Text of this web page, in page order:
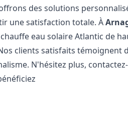
des solutions
une satisfaction totale. À
eau solaire Atlantic de
clients satisfaits témoignent
N'hésitez plus,